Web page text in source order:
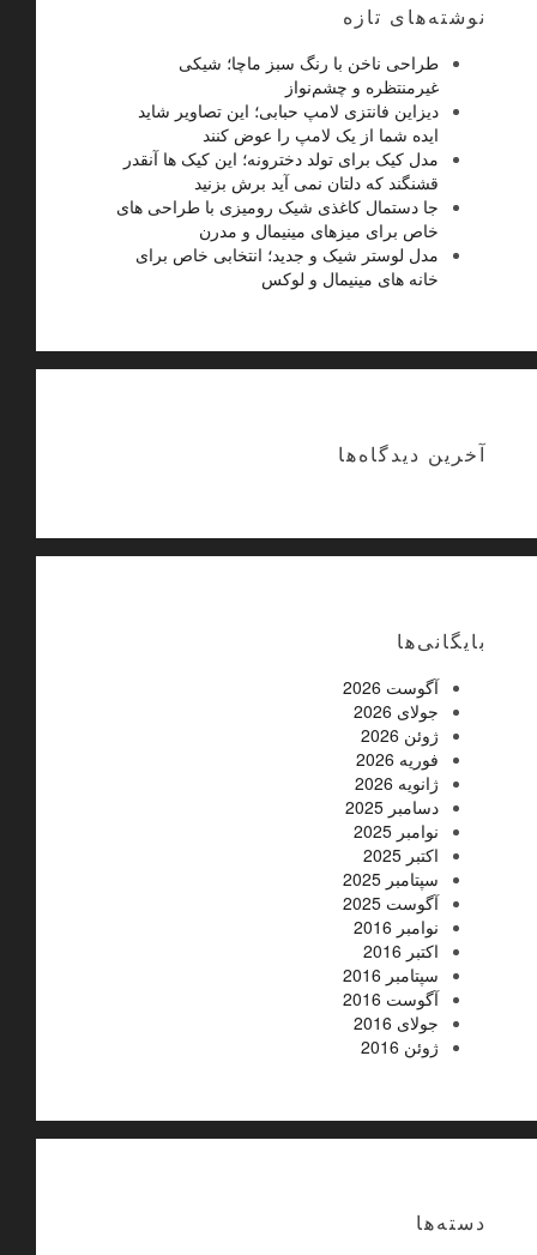
نوشته‌های تازه
طراحی ناخن با رنگ سبز ماچا؛ شیکی
غیرمنتظره و چشم‌نواز
دیزاین فانتزی لامپ حبابی؛ این تصاویر شاید
ایده شما از یک لامپ را عوض کنند
مدل کیک برای تولد دخترونه؛ این کیک ها آنقدر
قشنگند که دلتان نمی آید برش بزنید
جا دستمال کاغذی شیک رومیزی با طراحی های
خاص برای میزهای مینیمال و مدرن
مدل لوستر شیک و جدید؛ انتخابی خاص برای
خانه های مینیمال و لوکس
آخرین دیدگاه‌ها
بایگانی‌ها
آگوست 2026
جولای 2026
ژوئن 2026
فوریه 2026
ژانویه 2026
دسامبر 2025
نوامبر 2025
اکتبر 2025
سپتامبر 2025
آگوست 2025
نوامبر 2016
اکتبر 2016
سپتامبر 2016
آگوست 2016
جولای 2016
ژوئن 2016
دسته‌ها